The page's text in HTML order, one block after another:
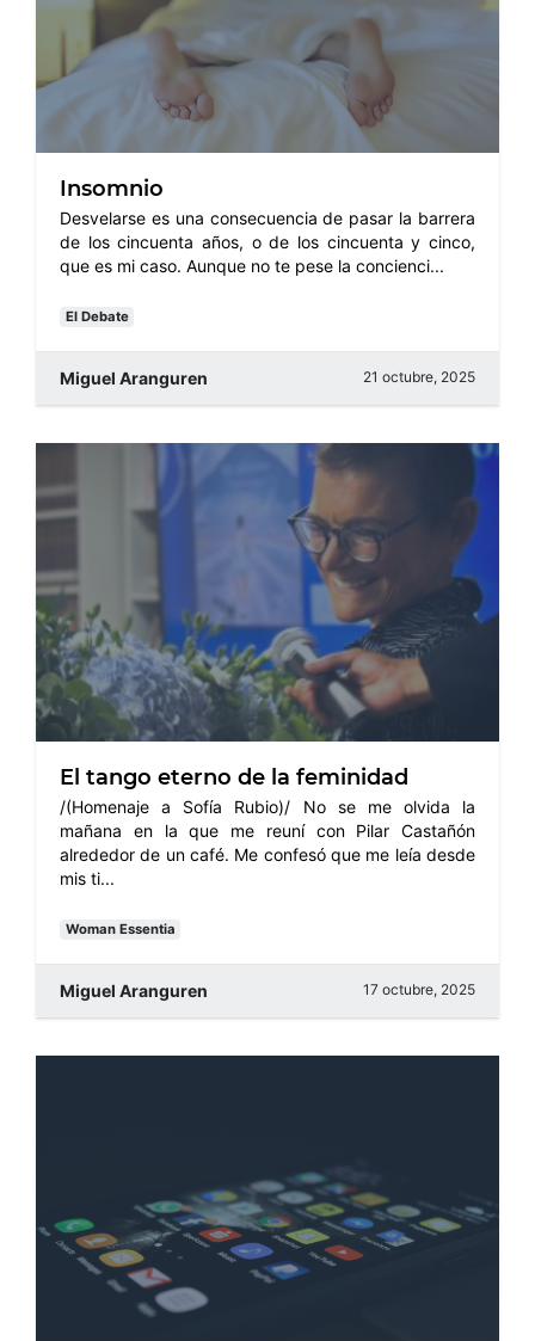
Insomnio
Desvelarse es una consecuencia de pasar la barrera
de los cincuenta años, o de los cincuenta y cinco,
que es mi caso. Aunque no te pese la concienci...
El Debate
Miguel Aranguren 21 octubre, 2025
El tango eterno de la feminidad
/(Homenaje a Sofía Rubio)/ No se me olvida la
mañana en la que me reuní con Pilar Castañón
alrededor de un café. Me confesó que me leía desde
mis ti...
Woman Essentia
Miguel Aranguren 17 octubre, 2025